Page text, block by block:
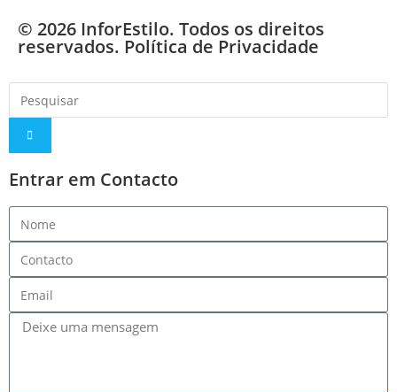
© 2026 InforEstilo. Todos os direitos
reservados. Política de Privacidade
Entrar em Contacto